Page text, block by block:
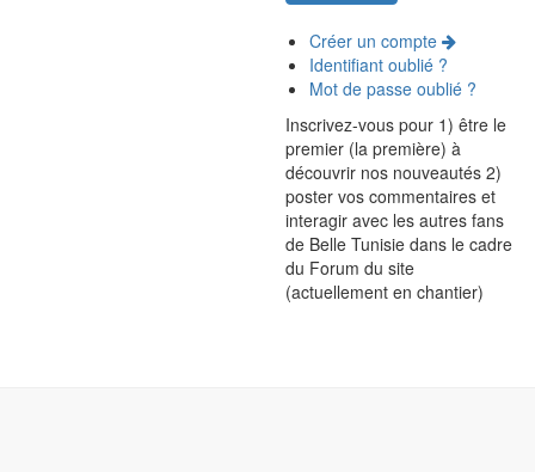
Créer un compte
Identifiant oublié ?
Mot de passe oublié ?
Inscrivez-vous pour 1) être le
premier (la première) à
découvrir nos nouveautés 2)
poster vos commentaires et
interagir avec les autres fans
de Belle Tunisie dans le cadre
du Forum du site
(actuellement en chantier)